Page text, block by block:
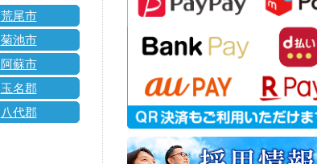
荒尾市
菊池市
阿蘇市
玉名郡
八代郡